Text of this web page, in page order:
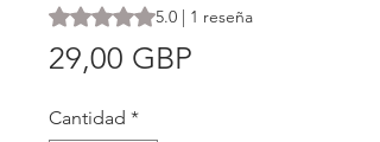
Según 1 reseña, la calificación es de
5.0 | 1 reseña
29,00 GBP
Cantidad *